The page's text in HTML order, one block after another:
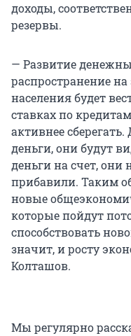
доходы,
резервы.
— Развитие
распространение
населения будет
ставках по
активнее
деньги, они будут
деньги на счет, они
прибавили. Таким
новые
которые пойдут
способствовать
значит, и росту
Колташов.
Мы регулярно